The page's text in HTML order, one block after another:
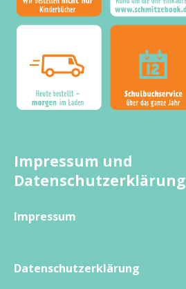
Impressum und
Datenschutzerklärung
Impressum
Datenschutzerklärung